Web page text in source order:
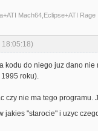
Mach64,Eclipse+ATI
kodu do niego juz dano
roku).
nie ma tego programu.
"starocie" i uzyc